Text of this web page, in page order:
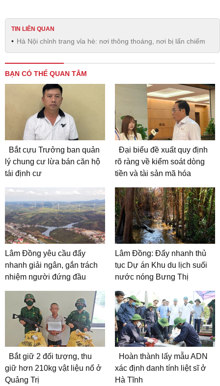
TIN LIÊN QUAN
Hà Nội chỉnh trang vỉa hè: nơi thông thoáng, nơi bị lấn chiếm
BẠN CÓ THỂ QUAN TÂM
Bắt cựu Trưởng ban quản
lý chung cư lừa bán căn hộ
tái định cư
Đại biểu đề xuất quy định
rõ ràng về kiểm soát dòng
tiền và tài sản mã hóa
Lâm Đồng yêu cầu đẩy
nhanh giải ngân, gắn trách
nhiệm người đứng đầu
Lâm Đồng: Đẩy nhanh thủ
tục Dự án Khu du lịch suối
nước nóng Bưng Thị
Bắt giữ 2 đối tượng, thu
giữ hơn 210kg vật liệu nổ ở
Quảng Trị
Hoàn thành lấy mẫu ADN
xác định danh tính liệt sĩ ở
Hà Tĩnh